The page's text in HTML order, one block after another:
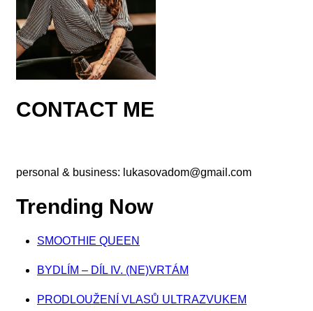
CONTACT ME
personal & business: lukasovadom@gmail.com
Trending Now
SMOOTHIE QUEEN
BYDLÍM – DÍL IV. (NE)VRTÁM
PRODLOUŽENÍ VLASŮ ULTRAZVUKEM